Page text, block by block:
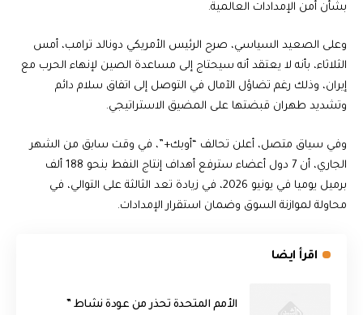
بشأن أمن الإمدادات العالمية.
وعلى الصعيد السياسي، صرح الرئيس الأمريكي دونالد ترامب، أمس
الثلاثاء، بأنه لا يعتقد أنه سيحتاج إلى مساعدة الصين لإنهاء الحرب مع
إيران، وذلك رغم تضاؤل الآمال في التوصل إلى اتفاق سلام دائم
وتشديد طهران قبضتها على المضيق الاستراتيجي.
وفي سياق متصل، أعلن تحالف “أوبك+”، في وقت سابق من الشهر
الجاري، أن 7 دول أعضاء سترفع أهداف إنتاج النفط بنحو 188 ألف
برميل يوميا في يونيو 2026، في زيادة تعد الثالثة على التوالي، في
محاولة لموازنة السوق وضمان استقرار الإمدادات.
اقرأ ايضا
الأمم المتحدة تحذر من عودة نشاط ”